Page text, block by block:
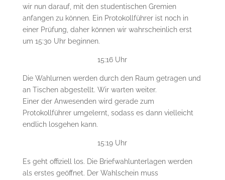
wir nun darauf, mit den studentischen Gremien
anfangen zu können. Ein Protokollführer ist noch in
einer Prüfung, daher können wir wahrscheinlich erst
um 15:30 Uhr beginnen.
15:16 Uhr
Die Wahlurnen werden durch den Raum getragen und
an Tischen abgestellt. Wir warten weiter.
Einer der Anwesenden wird gerade zum
Protokollführer umgelernt, sodass es dann vielleicht
endlich losgehen kann.
15:19 Uhr
Es geht offiziell los. Die Briefwahlunterlagen werden
als erstes geöffnet. Der Wahlschein muss